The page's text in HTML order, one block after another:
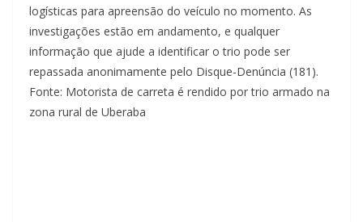
logísticas para apreensão do veículo no momento. As
investigações estão em andamento, e qualquer
informação que ajude a identificar o trio pode ser
repassada anonimamente pelo Disque-Denúncia (181).
Fonte: Motorista de carreta é rendido por trio armado na
zona rural de Uberaba